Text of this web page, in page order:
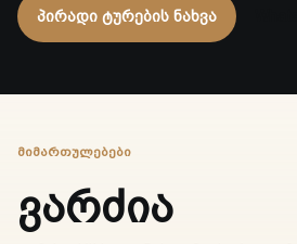
პირადი ტურების ნახვა
ᲛᲘᲛᲐᲠᲗᲣᲚᲔᲑᲔᲑᲘ
ვარძია